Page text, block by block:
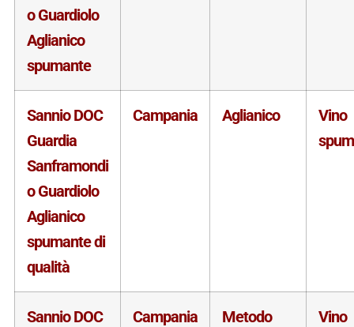
o Guardiolo
Aglianico
spumante
Sannio DOC
Guardia
Sanframondi
o Guardiolo
Aglianico
spumante di
qualità
Campania Aglianico
Vino
Sannio DOC
Campania
Metodo
Vino